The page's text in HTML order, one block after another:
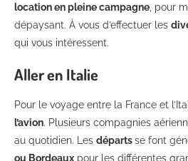
location en pleine campagne , pour
dépaysant. À vous d’effectuer les
qui vous intéressent.
Aller en Italie
Pour le voyage entre la France et
l’avion. Plusieurs compagnies
au quotidien. Les départsse font
ou Bordeaux pour les différentes